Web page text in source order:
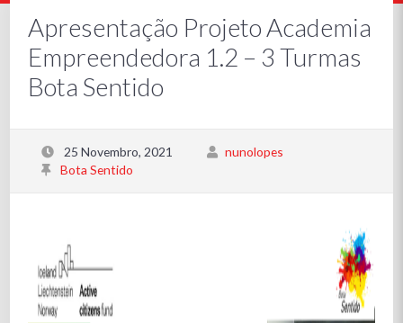
Apresentação Projeto Academia
Empreendedora 1.2 – 3 Turmas
Bota Sentido
25 Novembro, 2021
nunolopes
Bota Sentido